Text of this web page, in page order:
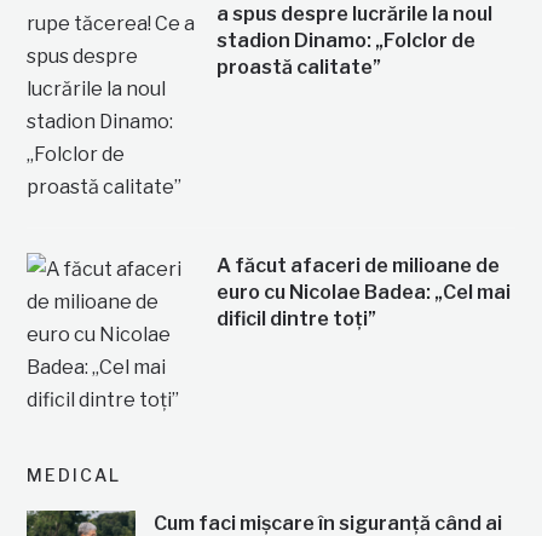
a spus despre lucrările la noul
stadion Dinamo: „Folclor de
proastă calitate”
A făcut afaceri de milioane de
euro cu Nicolae Badea: „Cel mai
dificil dintre toți”
MEDICAL
Cum faci mișcare în siguranță când ai